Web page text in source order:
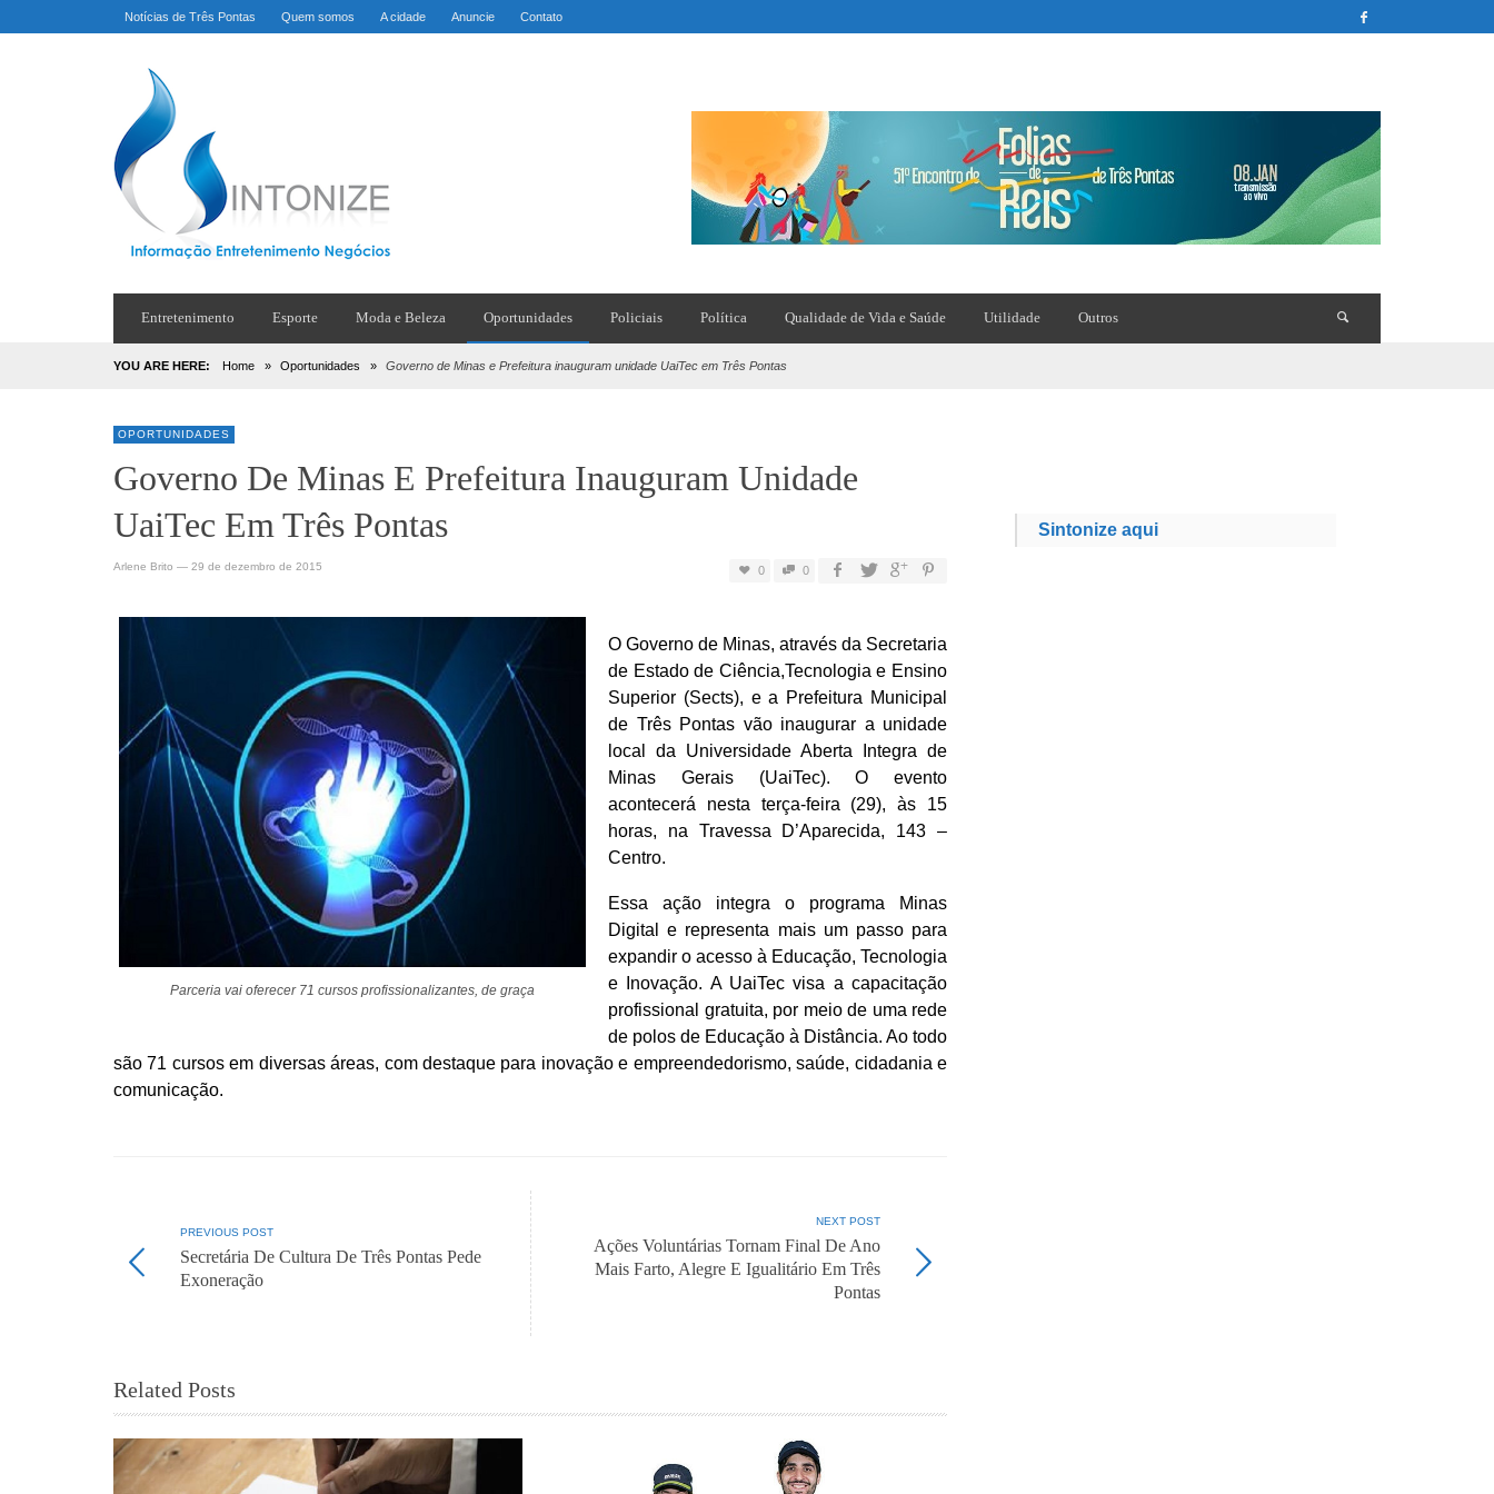
Notícias de Três Pontas Quem somos A cidade Anuncie Contato
Entretenimento Esporte Moda e Beleza Oportunidades Policiais Política Qualidade de Vida e Saúde Utilidade Outros
YOU ARE HERE: Home » Oportunidades » Governo de Minas e Prefeitura inauguram unidade UaiTec em Três Pontas
OPORTUNIDADES
Governo De Minas E Prefeitura Inauguram Unidade
UaiTec Em Três Pontas
Arlene Brito — 29 de dezembro de 2015 0 0
Parceria vai oferecer 71 cursos profissionalizantes, de graça
O Governo de Minas, através da Secretaria
de Estado de Ciência,Tecnologia e Ensino
Superior (Sects), e a Prefeitura Municipal
de Três Pontas vão inaugurar a unidade
local da Universidade Aberta Integra de
Minas Gerais (UaiTec). O evento
acontecerá nesta terça-feira (29), às 15
horas, na Travessa D’Aparecida, 143 –
Centro.
Essa ação integra o programa Minas
Digital e representa mais um passo para
expandir o acesso à Educação, Tecnologia
e Inovação. A UaiTec visa a capacitação
profissional gratuita, por meio de uma rede
de polos de Educação à Distância. Ao todo
são 71 cursos em diversas áreas, com destaque para inovação e empreendedorismo, saúde, cidadania e
comunicação.
PREVIOUS POST
Secretária De Cultura De Três Pontas Pede
Exoneração
NEXT POST
Ações Voluntárias Tornam Final De Ano
Mais Farto, Alegre E Igualitário Em Três
Pontas
Related Posts
Sintonize aqui